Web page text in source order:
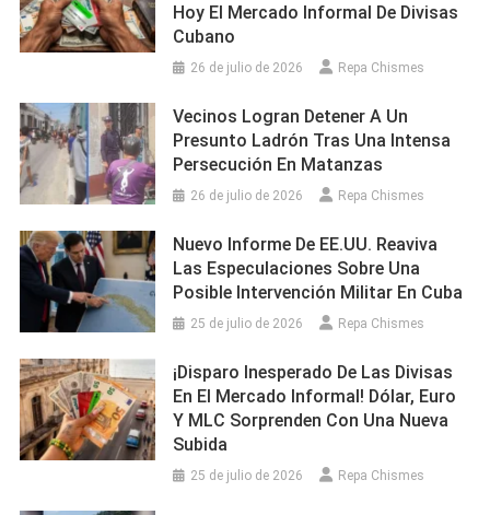
Hoy El Mercado Informal De Divisas
Cubano
26 de julio de 2026 Repa Chismes
Vecinos Logran Detener A Un
Presunto Ladrón Tras Una Intensa
Persecución En Matanzas
26 de julio de 2026 Repa Chismes
Nuevo Informe De EE.UU. Reaviva
Las Especulaciones Sobre Una
Posible Intervención Militar En Cuba
25 de julio de 2026 Repa Chismes
¡Disparo Inesperado De Las Divisas
En El Mercado Informal! Dólar, Euro
Y MLC Sorprenden Con Una Nueva
Subida
25 de julio de 2026 Repa Chismes